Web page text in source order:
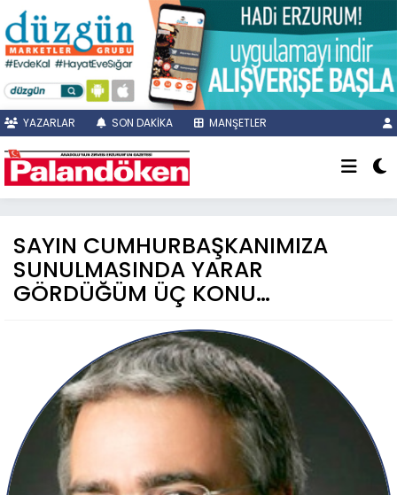
YAZARLAR SON DAKİKA MANŞETLER
SAYIN CUMHURBAŞKANIMIZA
SUNULMASINDA YARAR
GÖRDÜĞÜM ÜÇ KONU…